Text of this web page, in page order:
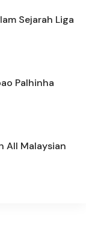
Sejarah Liga
Palhinha
All Malaysian